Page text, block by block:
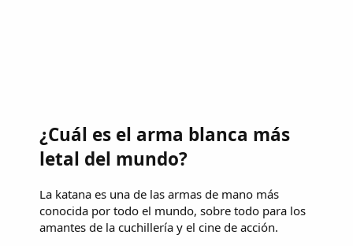
¿Cuál es el arma blanca más
letal del mundo?
La katana es una de las armas de mano más
conocida por todo el mundo, sobre todo para los
amantes de la cuchillería y el cine de acción.